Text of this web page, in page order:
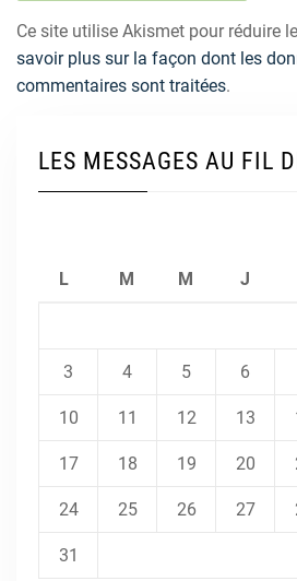
Ce site utilise Akismet pour réduire
savoir plus sur la façon dont les
commentaires sont traitées.
LES MESSAGES AU FIL
L M M J
3 4 5 6
10 11 12 13
17 18 19 20
24 25 26 27
31